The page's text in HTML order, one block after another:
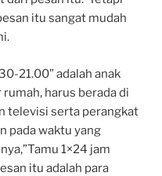
itu sangat mudah
21.00” adalah anak
harus berada di
televisi serta perangkat
pada waktu yang
1×24 jam
itu adalah para